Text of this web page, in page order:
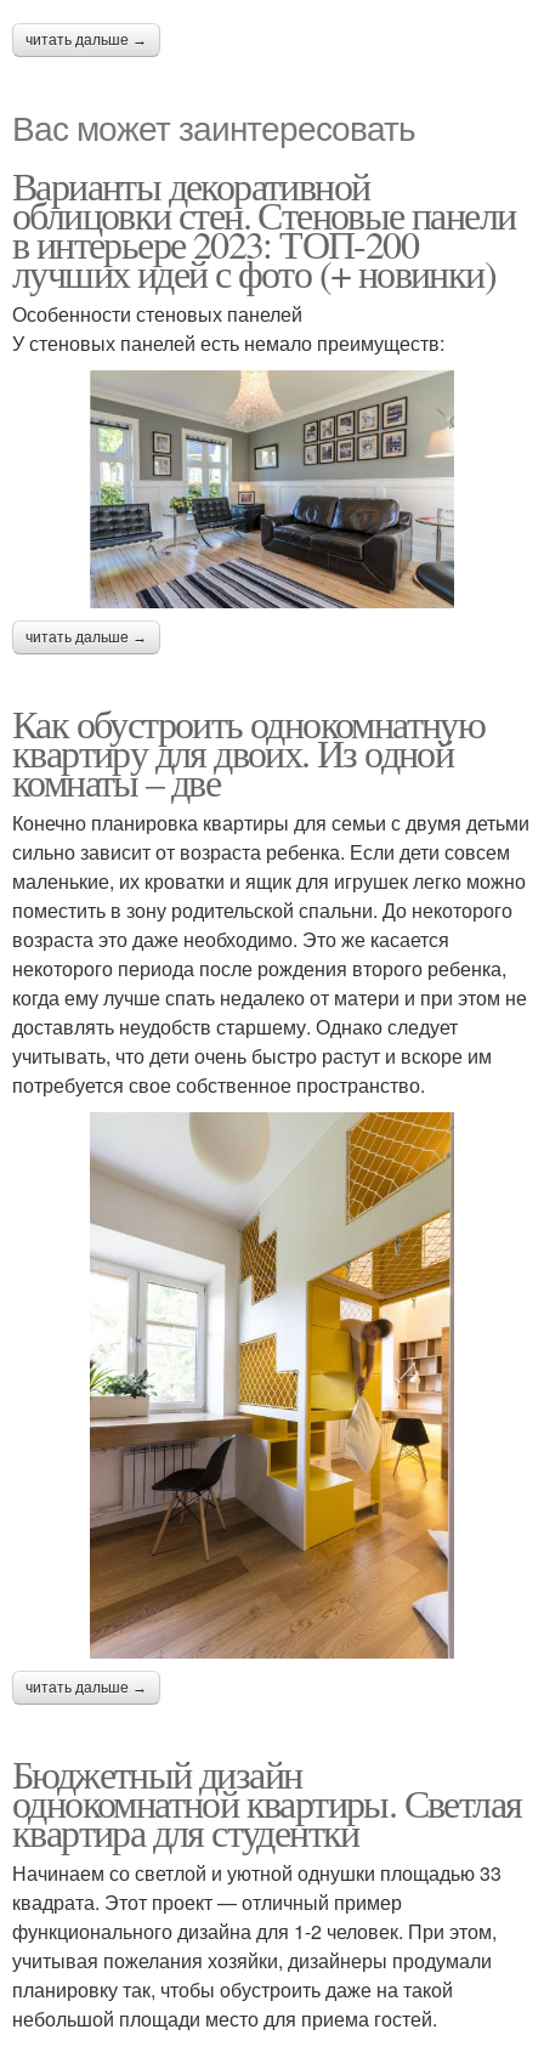
читать дальше →
Вас может заинтересовать
Варианты декоративной
облицовки стен. Стеновые панели
в интерьере 2023: ТОП-200
лучших идей с фото (+ новинки)
Особенности стеновых панелей
У стеновых панелей есть немало преимуществ:
читать дальше →
Как обустроить однокомнатную
квартиру для двоих. Из одной
комнаты – две
Конечно планировка квартиры для семьи с двумя детьми
сильно зависит от возраста ребенка. Если дети совсем
маленькие, их кроватки и ящик для игрушек легко можно
поместить в зону родительской спальни. До некоторого
возраста это даже необходимо. Это же касается
некоторого периода после рождения второго ребенка,
когда ему лучше спать недалеко от матери и при этом не
доставлять неудобств старшему. Однако следует
учитывать, что дети очень быстро растут и вскоре им
потребуется свое собственное пространство.
читать дальше →
Бюджетный дизайн
однокомнатной квартиры. Светлая
квартира для студентки
Начинаем со светлой и уютной однушки площадью 33
квадрата. Этот проект — отличный пример
функционального дизайна для 1-2 человек. При этом,
учитывая пожелания хозяйки, дизайнеры продумали
планировку так, чтобы обустроить даже на такой
небольшой площади место для приема гостей.